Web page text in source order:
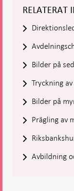
RELATERAT
Bilder på
Tryckning
Bilder på
Prägling av
Avbildning